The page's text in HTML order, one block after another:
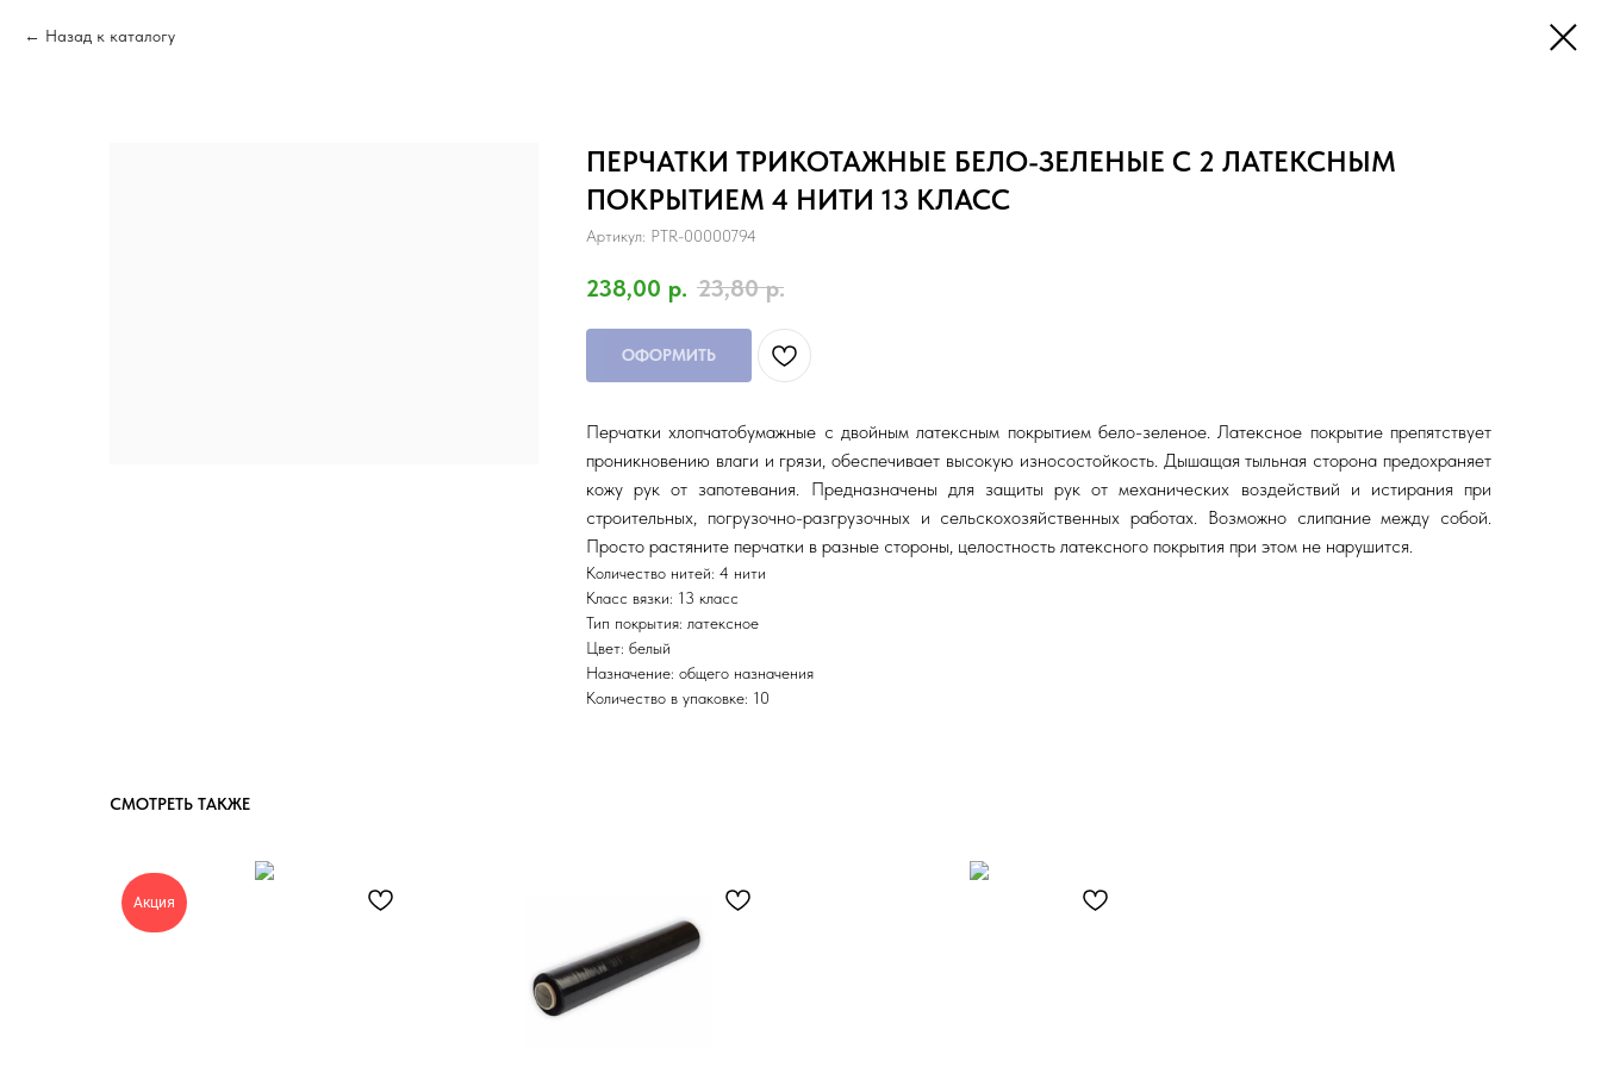
Назад к каталогу
ПЕРЧАТКИ ТРИКОТАЖНЫЕ БЕЛО-ЗЕЛЕНЫЕ С 2 ЛАТЕКСНЫМ
ПОКРЫТИЕМ 4 НИТИ 13 КЛАСС
Артикул: PTR-00000794
238,00 р. 23,80 р.
ОФОРМИТЬ
Перчатки хлопчатобумажные с двойным латексным покрытием бело-зеленое. Латексное покрытие препятствует
проникновению влаги и грязи, обеспечивает высокую износостойкость. Дышащая тыльная сторона предохраняет
кожу рук от запотевания. Предназначены для защиты рук от механических воздействий и истирания при
строительных, погрузочно-разгрузочных и сельскохозяйственных работах. Возможно слипание между собой.
Просто растяните перчатки в разные стороны, целостность латексного покрытия при этом не нарушится.
Количество нитей: 4 нити
Класс вязки: 13 класс
Тип покрытия: латексное
Цвет: белый
Назначение: общего назначения
Количество в упаковке: 10
СМОТРЕТЬ ТАКЖЕ
Акция